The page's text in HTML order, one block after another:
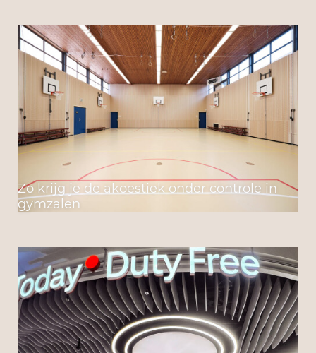
Zo krijg je de akoestiek onder controle in
gymzalen